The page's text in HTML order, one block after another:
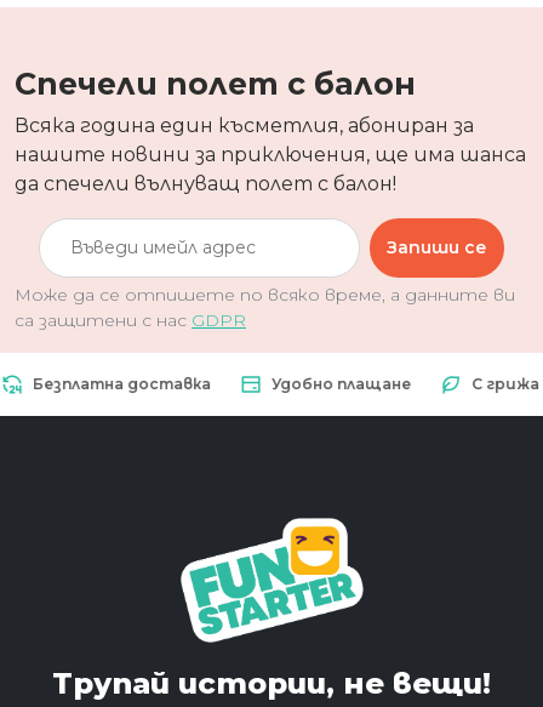
Спечели полет с балон
Всяка година един късметлия, абониран за
нашите новини за приключения, ще има шанса
да спечели вълнуващ полет с балон!
Запиши се
Може да се отпишете по всяко време, а данните ви
са защитени с нас GDPR
доставка Удобно плащане С грижа за
Трупай истории, не вещи!